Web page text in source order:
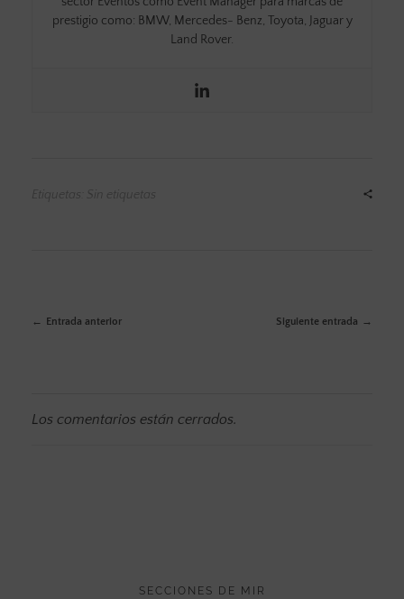
prestigio como: BMW, Mercedes- Benz, Toyota, Jaguar y
Land Rover.
Etiquetas: Sin etiquetas
Entrada anterior Siguiente entrada
Los comentarios están cerrados.
SECCIONES DE MIR